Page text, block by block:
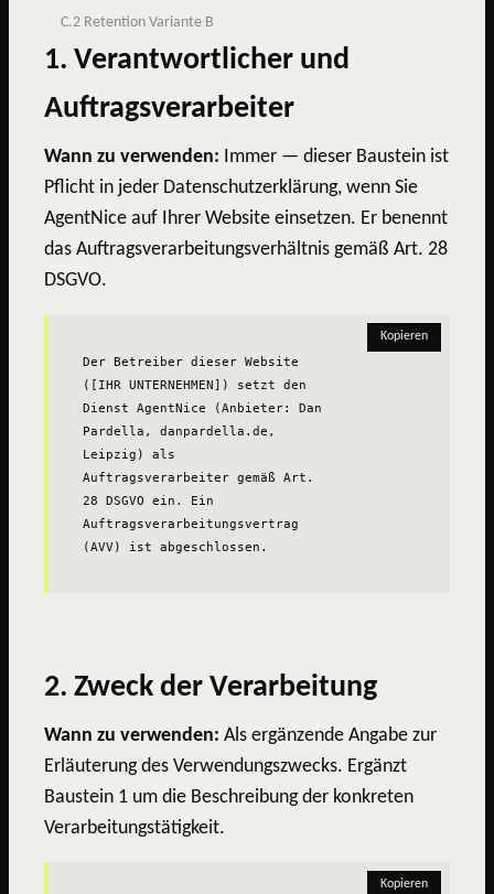
C.2 Retention Variante B
1. Verantwortlicher und
Auftragsverarbeiter
Wann zu verwenden: Immer — dieser Baustein ist
Pflicht in jeder Datenschutzerklärung, wenn Sie
AgentNice auf Ihrer Website einsetzen. Er benennt
das Auftragsverarbeitungsverhältnis gemäß Art. 28
DSGVO.
Kopieren
Der Betreiber dieser Website
([IHR UNTERNEHMEN]) setzt den
Dienst AgentNice (Anbieter: Dan
Pardella, danpardella.de,
Leipzig) als
Auftragsverarbeiter gemäß Art.
28 DSGVO ein. Ein
Auftragsverarbeitungsvertrag
(AVV) ist abgeschlossen.
2. Zweck der Verarbeitung
Wann zu verwenden: Als ergänzende Angabe zur
Erläuterung des Verwendungszwecks. Ergänzt
Baustein 1 um die Beschreibung der konkreten
Verarbeitungstätigkeit.
Kopieren